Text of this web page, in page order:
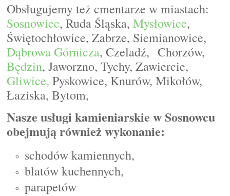
Obsługujemy też cmentarze w miastach:
Sosnowiec, Ruda Śląska,Mysłowice,
Świętochłowice, Zabrze, Siemianowice,
Dąbrowa Górnicza, Czeladź, Chorzów,
Będzin, Jaworzno, Tychy, Zawiercie,
Gliwice, Pyskowice, Knurów, Mikołów,
Łaziska, Bytom,
Nasze usługi kamieniarskie w Sosnowcu
obejmują również wykonanie:
schodów kamiennych,
blatów kuchennych,
parapetów